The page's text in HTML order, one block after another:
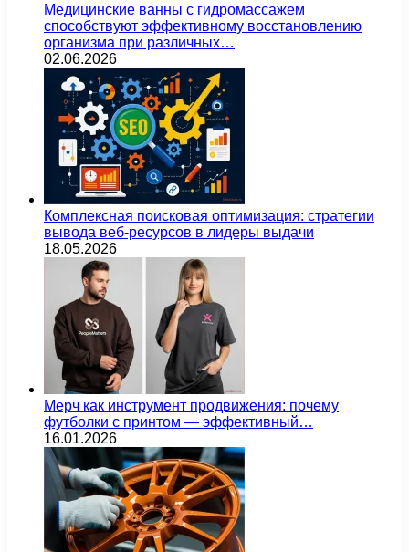
Медицинские ванны с гидромассажем
способствуют эффективному восстановлению
организма при различных…
02.06.2026
Комплексная поисковая оптимизация: стратегии
вывода веб-ресурсов в лидеры выдачи
18.05.2026
Мерч как инструмент продвижения: почему
футболки с принтом — эффективный…
16.01.2026